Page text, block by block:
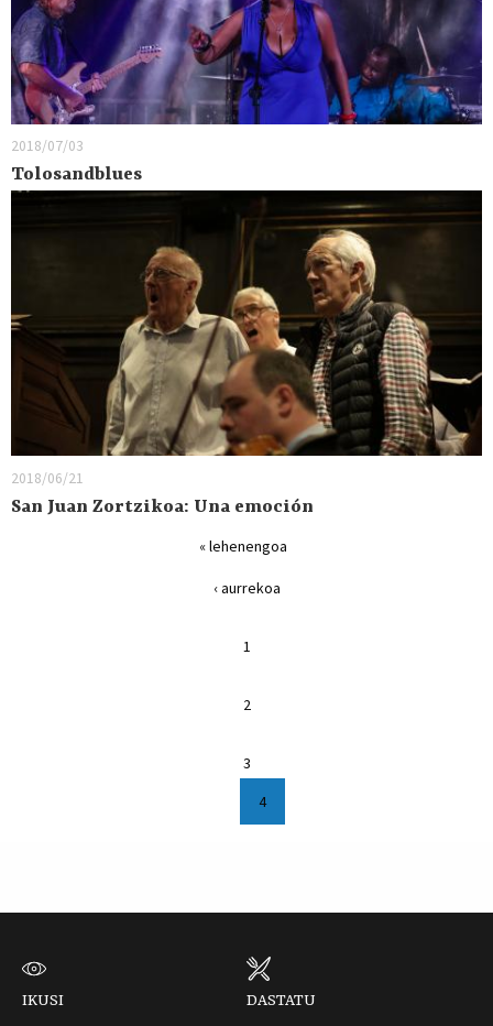
2018/07/03
Tolosandblues
2018/06/21
San Juan Zortzikoa: Una emoción
« lehenengoa
‹ aurrekoa
1
2
3
4
IKUSI DASTATU